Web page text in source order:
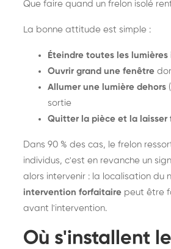
Que faire quand un frelon isolé
La bonne attitude est simple :
Éteindre toutes les
Ouvrir grand une fenêtre
Allumer une lumière dehors
sortie
Quitter la pièce et la laisser
Dans 90 % des cas, le frelon
individus, c'est en revanche un
alors intervenir : la localisation du
intervention forfaitaire peut être
avant l'intervention.
Où s'installent